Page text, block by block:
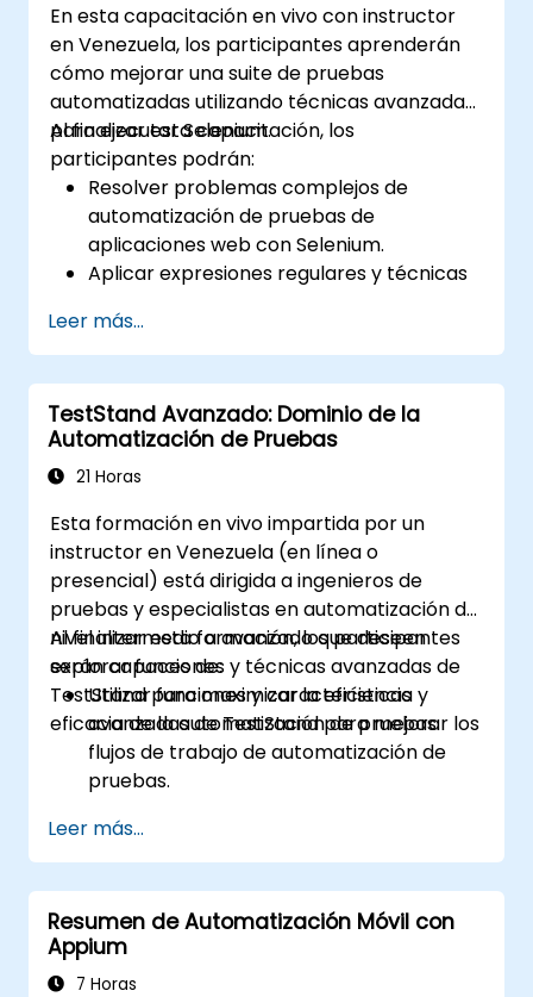
En esta capacitación en vivo con instructor
en Venezuela, los participantes aprenderán
cómo mejorar una suite de pruebas
automatizadas utilizando técnicas avanzadas
para ejecutar Selenium.
Al finalizar esta capacitación, los
participantes podrán:
Resolver problemas complejos de
automatización de pruebas de
aplicaciones web con Selenium.
Aplicar expresiones regulares y técnicas
Gestionar excepciones que detienen la
ejecución de las pruebas.
Buscar objetos web de forma
programática.
Capturar datos dinámicamente desde
controles web.
basadas en datos.
Distribuir las pruebas con Selenium Grid.
Leer más...
TestStand Avanzado: Dominio de la
Automatización de Pruebas
21 Horas
Esta formación en vivo impartida por un
instructor en Venezuela (en línea o
presencial) está dirigida a ingenieros de
pruebas y especialistas en automatización de
nivel intermedio a avanzado que deseen
explorar funciones y técnicas avanzadas de
TestStand para maximizar la eficiencia y
eficacia de la automatización de pruebas.
Al finalizar esta formación, los participantes
serán capaces de:
Utilizar funciones y características
avanzadas de TestStand para mejorar los
flujos de trabajo de automatización de
pruebas.
desarrollar secuencias de prueba
avanzadas.
Implementar técnicas avanzadas de
procesamiento de resultados y
generación de informes.
Integrar TestStand con bases de datos
Leer más...
Resumen de Automatización Móvil con
Appium
7 Horas